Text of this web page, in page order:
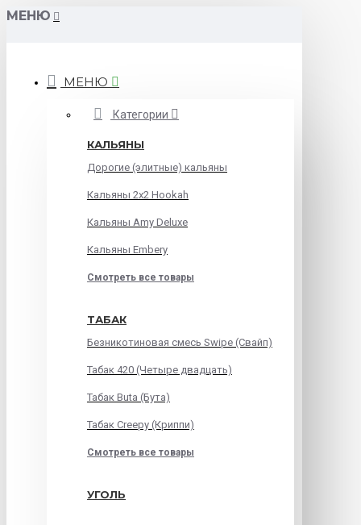
МЕНЮ
МЕНЮ
Категории
КАЛЬЯНЫ
Дорогие (элитные) кальяны
Кальяны 2х2 Hookah
Кальяны Amy Deluxe
Кальяны Embery
Смотреть все товары
ТАБАК
Безникотиновая смесь Swipe (Свайп)
Табак 420 (Четыре двадцать)
Табак Buta (Бута)
Табак Creepy (Криппи)
Смотреть все товары
УГОЛЬ